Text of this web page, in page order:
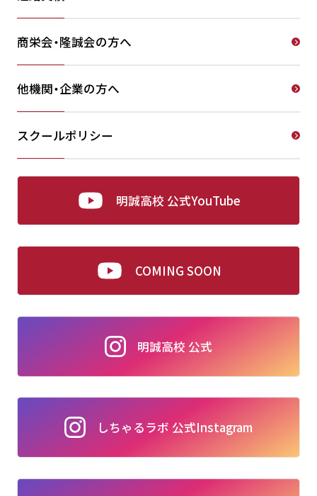
商栄会・隆誠会の方へ
他機関・企業の方へ
スクールポリシー
明誠高校 公式YouTube
COMING SOON
明誠高校 公式
しちゃるラボ 公式Instagram